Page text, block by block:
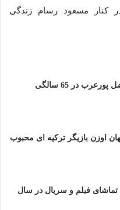
کنار مسعود رسام زندگی
در 65 سالگی
اوزن بازیگر ترکیه ای محبوب
فیلم و سریال در سال